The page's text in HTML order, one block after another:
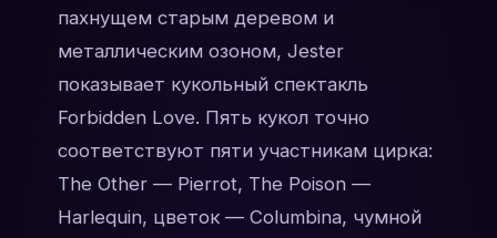
пахнущем старым деревом и
металлическим озоном, Jester
показывает кукольный спектакль
Forbidden Love. Пять кукол точно
соответствуют пяти участникам цирка:
The Other — Pierrot, The Poison —
Harlequin, цветок — Columbina, чумной